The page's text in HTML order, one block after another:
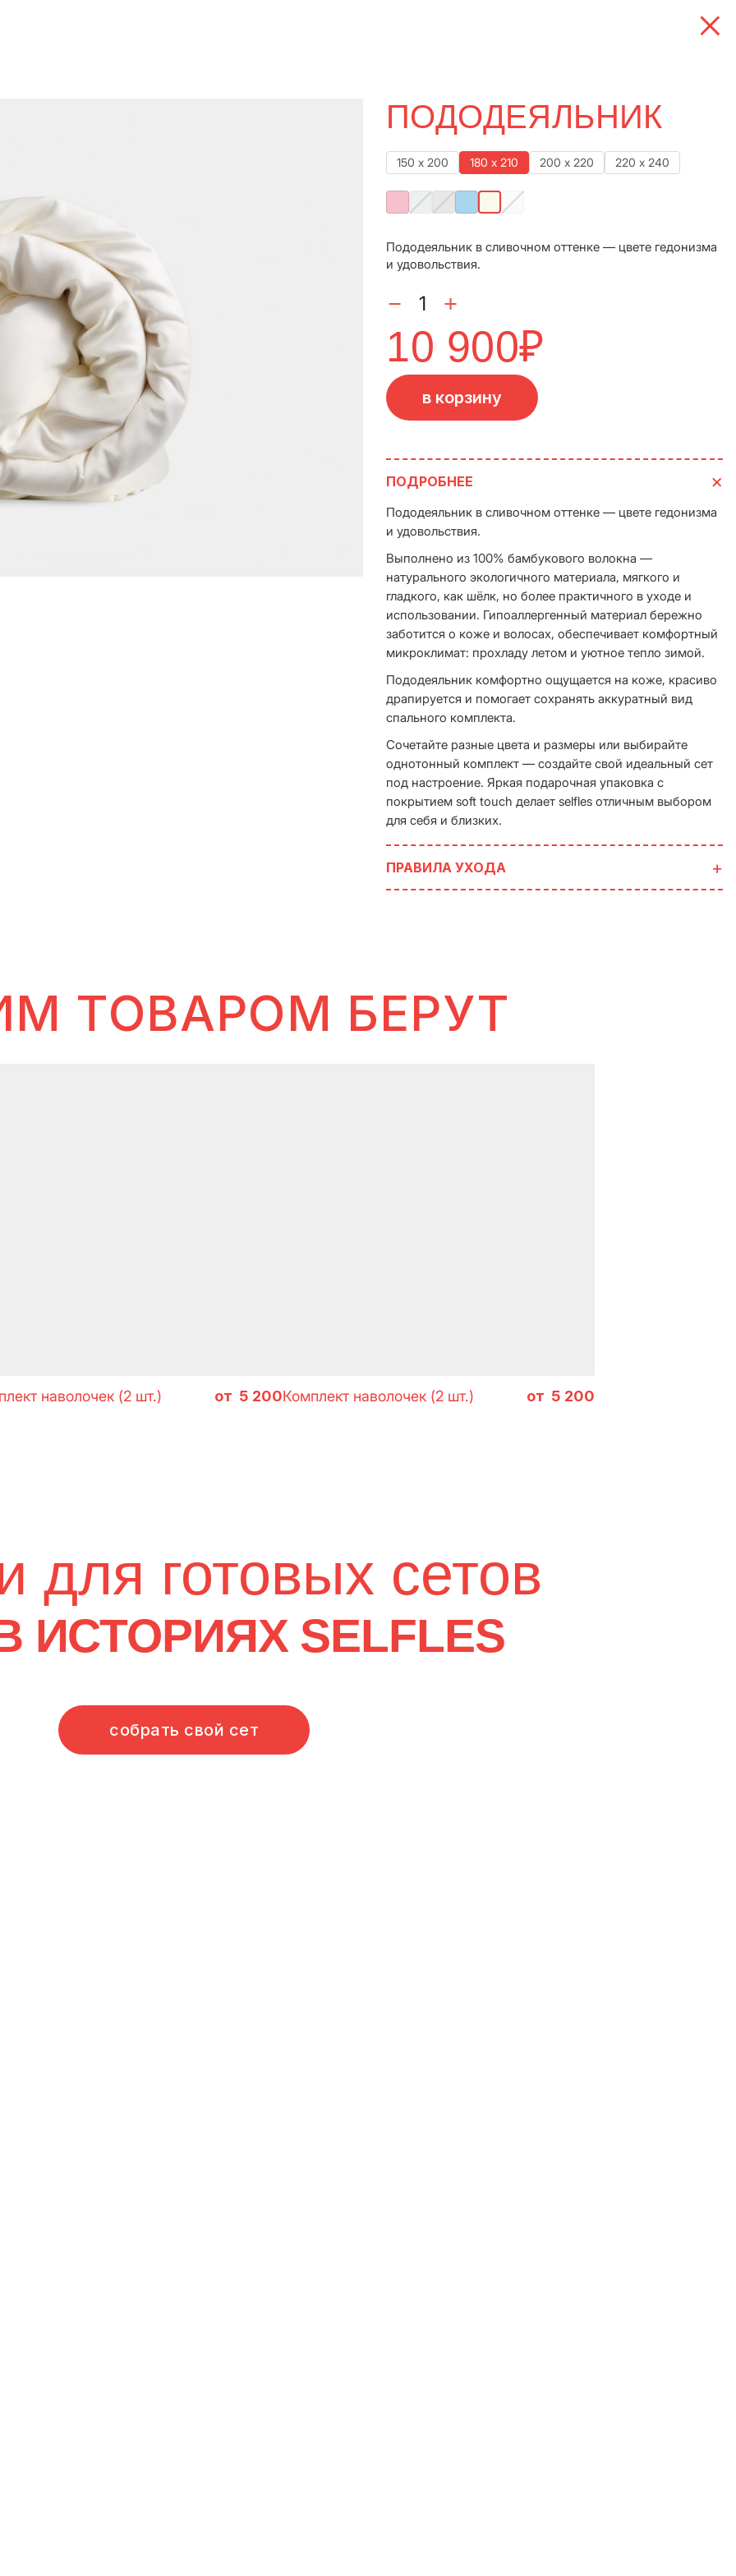
ПОДОДЕЯЛЬНИК
150 х 200 180 х 210 200 х 220 220 х 240
Пододеяльник в сливочном оттенке — цвете гедонизма
и удовольствия.
10 900₽
в корзину
ПОДРОБНЕЕ
Пододеяльник в сливочном оттенке — цвете гедонизма
и удовольствия.
Выполнено из 100% бамбукового волокна —
натурального экологичного материала, мягкого и
гладкого, как шёлк, но более практичного в уходе и
использовании. Гипоаллергенный материал бережно
заботится о коже и волосах, обеспечивает комфортный
микроклимат: прохладу летом и уютное тепло зимой.
Пододеяльник комфортно ощущается на коже, красиво
драпируется и помогает сохранять аккуратный вид
спального комплекта.
Сочетайте разные цвета и размеры или выбирайте
однотонный комплект — создайте свой идеальный сет
под настроение. Яркая подарочная упаковка с
покрытием soft touch делает selfles отличным выбором
для себя и близких.
ПРАВИЛА УХОДА
ТОВАРОМ БЕРУТ
наволочек (2 шт.) 5 200Комплект наволочек (2 шт.) 5 200
готовых сетов
собрать свой сет